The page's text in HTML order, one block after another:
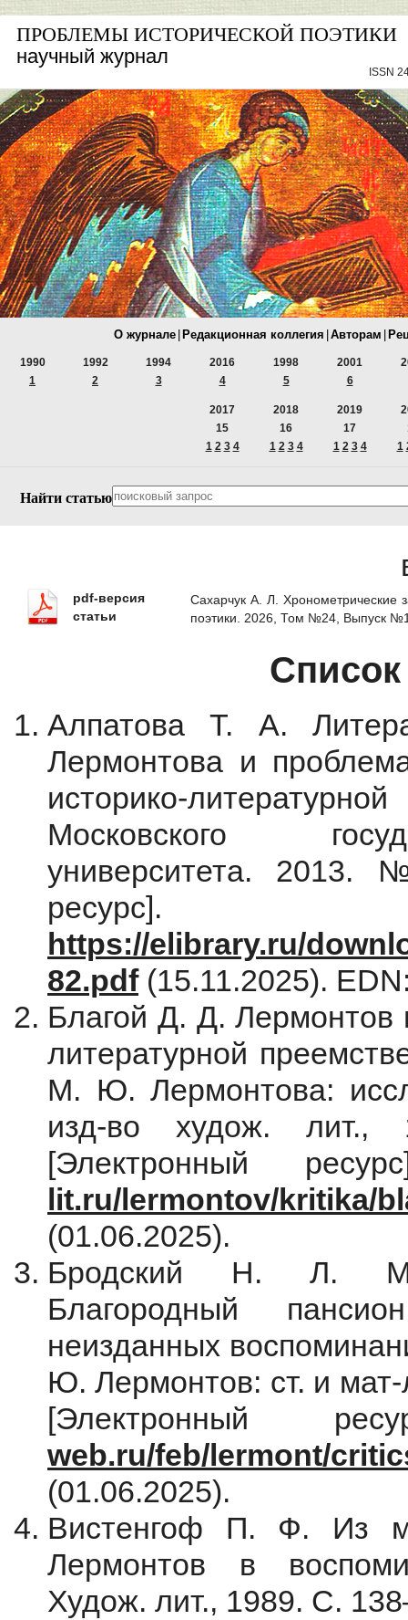
ПРОБЛЕМЫ ИСТОРИЧЕСКОЙ ПОЭТИКИ
научный журнал
ISSN
О журнале Редакционная коллегия Авторам
1990
1
1992
2
1994
3
2016
4
1998
5
2001
6
2017
15
1 2 3 4
2018
16
1 2 3 4
2019
17
1 2 3 4
1
Найти статью
pdf-версия
статьи
Сахарчук А. Л. Хронометрические
поэтики. 2026, Том №24, Выпуск
Алпатова Т. А.
Лермонтова и
историко-
Московского
университета.
https://elibrary.ru/
82.pdf(15.11.2025).
Благой Д. Д. Лермонтов
литературной
М. Ю. Лермонтова:
изд-во худож.
[Электронный
lit.ru/lermontov/kritika/
(01.06.2025).
Бродский Н. Л.
Благородный
неизданных
Ю. Лермонтов: ст. и
[Электронный
web.ru/feb/lermont/
(01.06.2025).
Вистенгоф П. Ф. Из
Лермонтов в
Худож. лит., 1989. С.